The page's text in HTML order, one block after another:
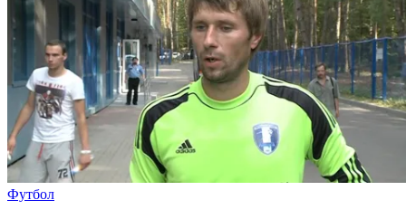
Футбол